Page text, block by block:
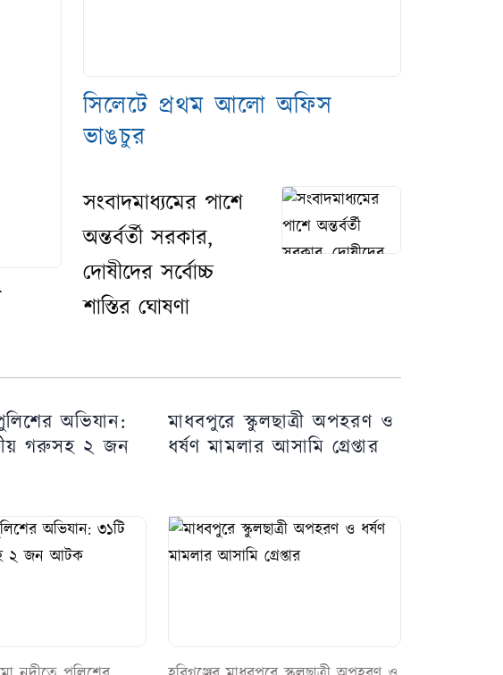
সিলেটে প্রথম আলো অফিস
ভাঙচুর
সংবাদমাধ্যমের পাশে
অন্তর্বর্তী সরকার,
দোষীদের সর্বোচ্চ
শাস্তির ঘোষণা
অভিযান:
গরুসহ ২ জন
মাধবপুরে স্কুলছাত্রী অপহরণ ও
ধর্ষণ মামলার আসামি গ্রেপ্তার